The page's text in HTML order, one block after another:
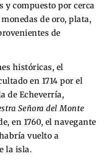
y compuesto por cerca
de oro, plata,
de
históricas, el
en 1714 por el
de Echeverría,
Señora del Monte
en 1760, el navegante
vuelto a
la isla.